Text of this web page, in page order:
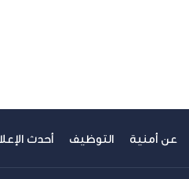
عن أمنية التوظيف أحدث